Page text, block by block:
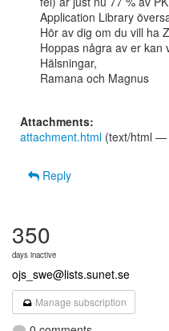
Application Library
Hör av dig om du vill ha
Hoppas några av er kan
Hälsningar,
Ramana och Magnus
Attachments:
attachment.html (text/html —
Reply
350
days inactive
ojs_swe@lists.sunet.se
Manage subscription